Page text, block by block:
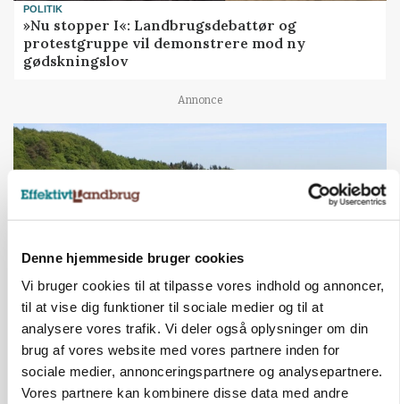
Denne hjemmeside bruger cookies
Vi bruger cookies til at tilpasse vores indhold og annoncer,
til at vise dig funktioner til sociale medier og til at
analysere vores trafik. Vi deler også oplysninger om din
brug af vores website med vores partnere inden for
sociale medier, annonceringspartnere og analysepartnere.
Vores partnere kan kombinere disse data med andre
POLITIK
»Nu stopper I«: Landbrugsdebattør og
protestgruppe vil demonstrere mod ny
gødskningslov
Annonce
Snart kan man søge tilskud til naturprojekter
Annonce